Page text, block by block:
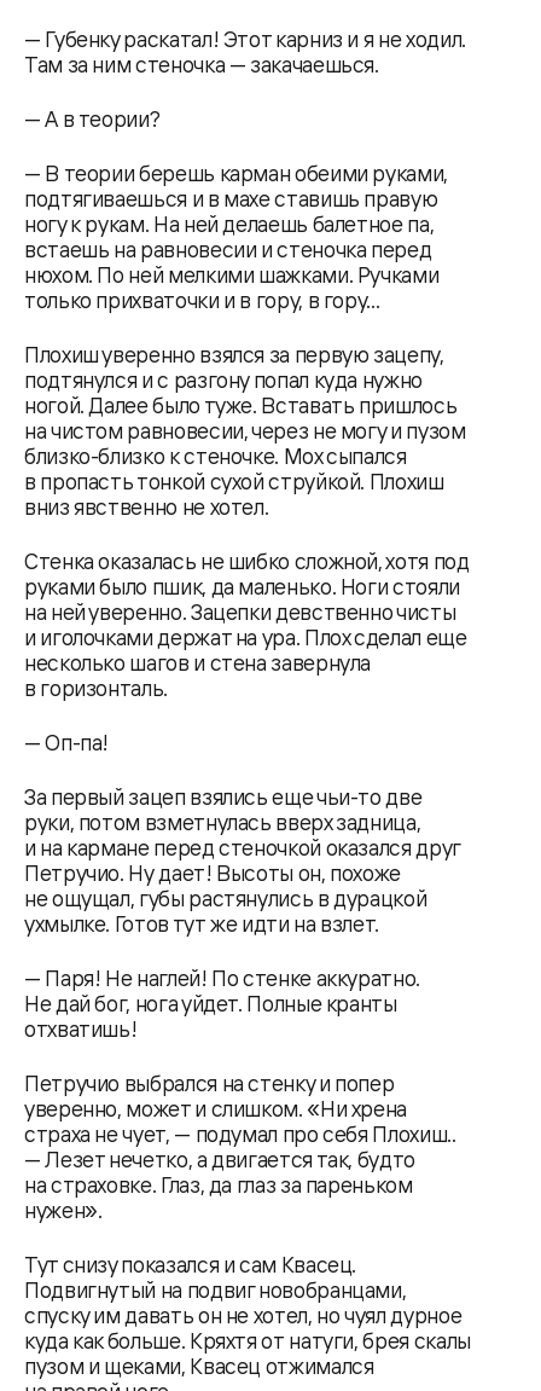
— Губенку раскатал! Этот карниз и я не ходил.
Там за ним стеночка — закачаешься.
— А в теории?
— В теории берешь карман обеими руками,
подтягиваешься и в махе ставишь правую
ногу к рукам. На ней делаешь балетное па,
встаешь на равновесии и стеночка перед
нюхом. По ней мелкими шажками. Ручками
только прихваточки и в гору, в гору...
Плохиш уверенно взялся за первую зацепу,
подтянулся и с разгону попал куда нужно
ногой. Далее было туже. Вставать пришлось
на чистом равновесии, через не могу и пузом
близко-близко к стеночке. Мох сыпался
в пропасть тонкой сухой струйкой. Плохиш
вниз явственно не хотел.
Стенка оказалась не шибко сложной, хотя под
руками было пшик, да маленько. Ноги стояли
на ней уверенно. Зацепки девственно чисты
и иголочками держат на ура. Плох сделал еще
несколько шагов и стена завернула
в горизонталь.
— Оп-па!
За первый зацеп взялись еще чьи-то две
руки, потом взметнулась вверх задница,
и на кармане перед стеночкой оказался друг
Петручио. Ну дает! Высоты он, похоже
не ощущал, губы растянулись в дурацкой
ухмылке. Готов тут же идти на взлет.
— Паря! Не наглей! По стенке аккуратно.
Не дай бог, нога уйдет. Полные кранты
отхватишь!
Петручио выбрался на стенку и попер
уверенно, может и слишком. «Ни хрена
страха не чует, — подумал про себя Плохиш..
— Лезет нечетко, а двигается так, будто
на страховке. Глаз, да глаз за пареньком
нужен».
Тут снизу показался и сам Квасец.
Подвигнутый на подвиг новобранцами,
спуску им давать он не хотел, но чуял дурное
куда как больше. Кряхтя от натуги, брея скалы
пузом и щеками, Квасец отжимался